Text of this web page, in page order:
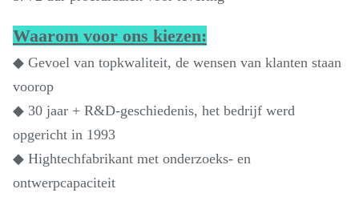
Waarom voor ons kiezen:
◆ Gevoel van topkwaliteit, de wensen van klanten staan ​​
voorop
◆ 30 jaar + R&D-geschiedenis, het bedrijf werd
opgericht in 1993
◆ Hightechfabrikant met onderzoeks- en
ontwerpcapaciteit